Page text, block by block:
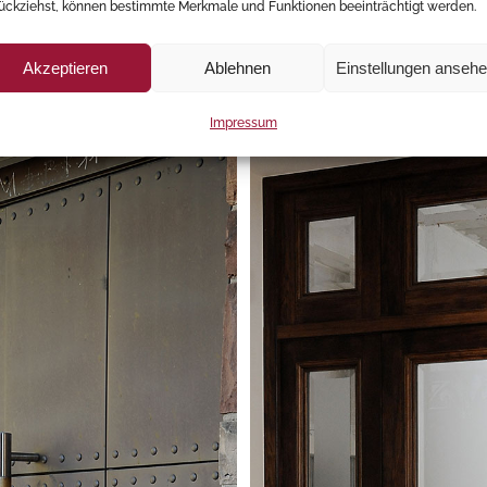
können bestimmte Merkmale und Funktionen beeinträchtigt werden.
Akzeptieren Ablehnen Einstellungen
Impressum